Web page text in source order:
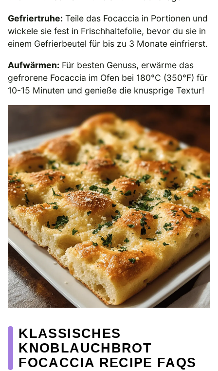
Gefriertruhe: Teile das Focaccia in Portionen und
wickele sie fest in Frischhaltefolie, bevor du sie in
einem Gefrierbeutel für bis zu 3 Monate einfrierst.
Aufwärmen: Für besten Genuss, erwärme das
gefrorene Focaccia im Ofen bei 180°C (350°F) für
10-15 Minuten und genieße die knusprige Textur!
KLASSISCHES
KNOBLAUCHBROT
FOCACCIA RECIPE FAQS